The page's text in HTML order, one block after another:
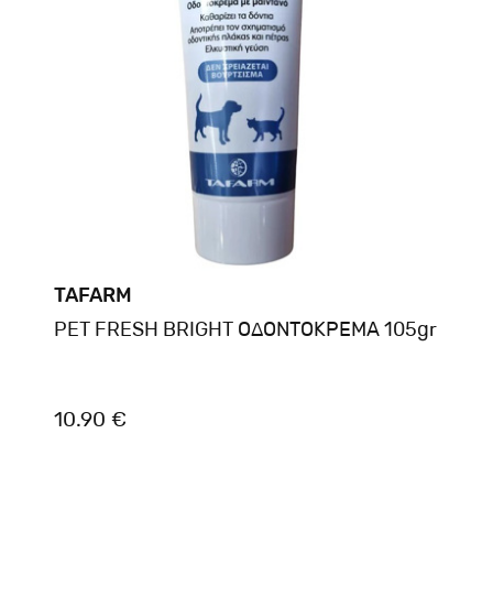
TAFARM
PET FRESH BRIGHT ΟΔΟΝΤΟΚΡΕΜΑ 105gr
10.90 €